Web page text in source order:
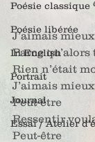
Poésie classique
Poésie libérée
In English
Portrait
Journal
Essai / Atelier
J’aimais
Parce
Rien n’était
J’aimais
Peut-être
Ressentir
Peut-être